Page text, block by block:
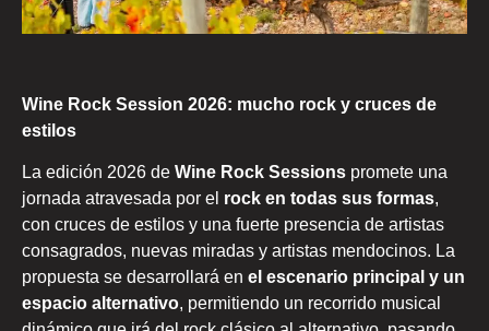
Wine Rock Session 2026: mucho rock y cruces de
estilos
La edición 2026 de Wine Rock Sessions promete una
jornada atravesada por el rock en todas sus formas,
con cruces de estilos y una fuerte presencia de artistas
consagrados, nuevas miradas y artistas mendocinos. La
propuesta se desarrollará en el escenario principal y un
espacio alternativo, permitiendo un recorrido musical